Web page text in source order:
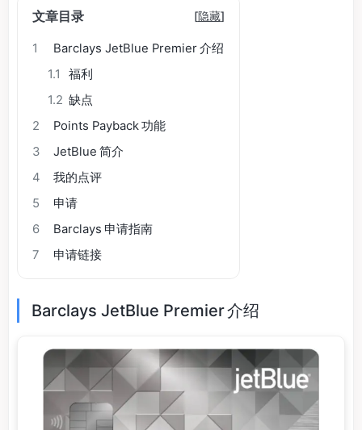
文章目录 [隐藏]
1
Barclays JetBlue Premier 介绍
1.1
福利
1.2 缺点
2
Points Payback 功能
3
JetBlue 简介
4
我的点评
5
申请
6
Barclays 申请指南
7
申请链接
Barclays JetBlue Premier 介绍